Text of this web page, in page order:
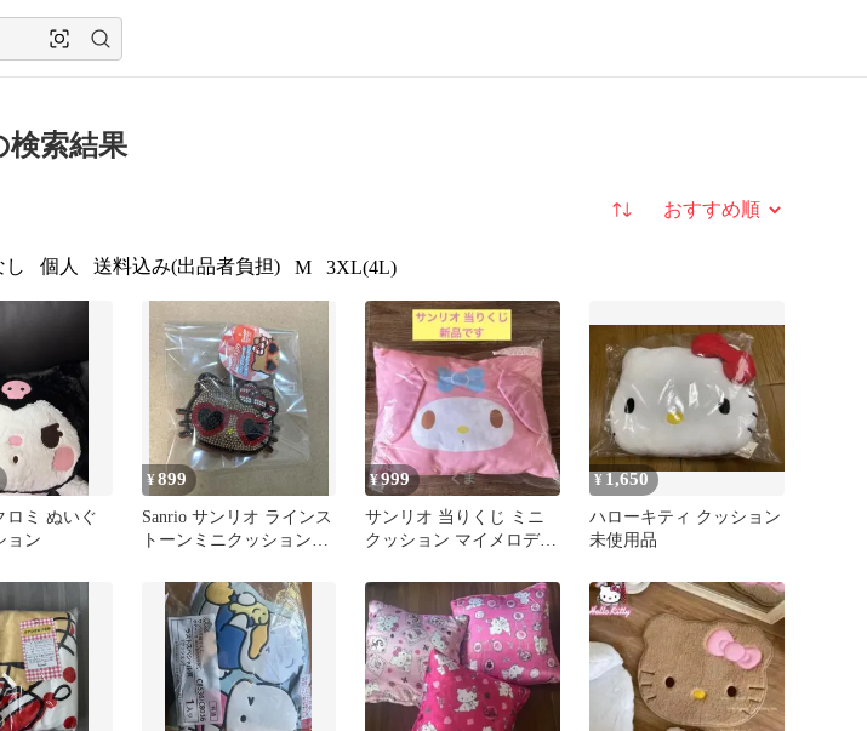
検索結果
並び替え
し 個人 送料込み(出品者負担) M 3XL(4L)
ロミ ぬいぐ
ョン
¥899
Sanrio サンリオ ラインス
トーンミニクッションBC
¥999
サンリオ 当りくじ ミニ
クッション マイメロディ
¥ 1,650
ハローキティ クッション
未使用品